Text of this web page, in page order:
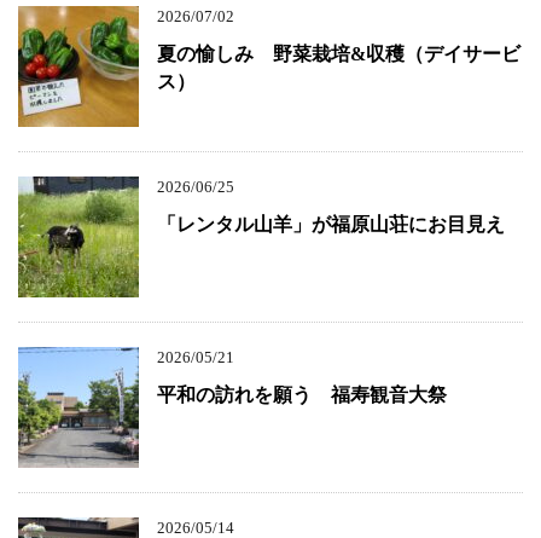
2026/07/02
夏の愉しみ 野菜栽培&収穫（デイサービ
ス）
2026/06/25
「レンタル山羊」が福原山荘にお目見え
2026/05/21
平和の訪れを願う 福寿観音大祭
2026/05/14